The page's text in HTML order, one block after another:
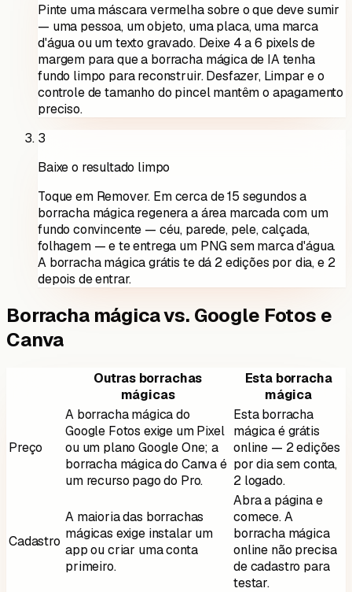
Pinte uma máscara vermelha sobre o que deve sumir
— uma pessoa, um objeto, uma placa, uma marca
d'água ou um texto gravado. Deixe 4 a 6 pixels de
margem para que a borracha mágica de IA tenha
fundo limpo para reconstruir. Desfazer, Limpar e o
controle de tamanho do pincel mantêm o apagamento
preciso.
3
Baixe o resultado limpo
Toque em Remover. Em cerca de 15 segundos a
borracha mágica regenera a área marcada com um
fundo convincente — céu, parede, pele, calçada,
folhagem — e te entrega um PNG sem marca d'água.
A borracha mágica grátis te dá 2 edições por dia, e 2
depois de entrar.
Borracha mágica vs. Google Fotos e
Canva
Outras borrachas
mágicas
Esta borracha
mágica
Preço
A borracha mágica do
Google Fotos exige um Pixel
ou um plano Google One; a
borracha mágica do Canva é
um recurso pago do Pro.
Esta borracha
mágica é grátis
online — 2 edições
por dia sem conta,
2 logado.
Cadastro
A maioria das borrachas
mágicas exige instalar um
app ou criar uma conta
primeiro.
Abra a página e
comece. A
borracha mágica
online não precisa
de cadastro para
testar.